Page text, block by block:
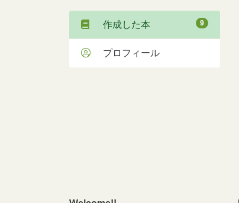
作成した本 9
プロフィール